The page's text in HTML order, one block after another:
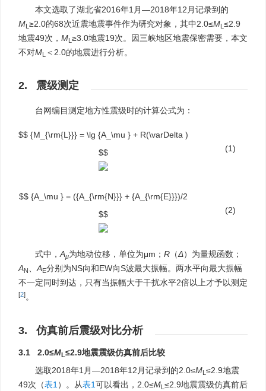
本文选取了湖北省2016年1月—2018年12月记录到的
ML ≥2.0的68次近震地震事件作为研究对象，其中2.0≤ML ≤2.9
地震49次， ML ≥3.0地震19次。因三峡地区地震保密需要，本文
不对ML ＜2.0的地震进行分析。
2. 震级测定
台网编目测定地方性震级时的计算公式为：
$$ {M_{\rm{L}}} = \lg {A_\mu } + R(\varDelta )
$$
(1)
$$ {A_\mu } = ({A_{\rm{N}}} + {A_{\rm{E}}})/2
$$
(2)
式中， Aμ为地动位移，单位为μm； R （Δ）为量规函数；
AN AE分别为NS向和EW向S波最大振幅。两水平向最大振幅
不一定同时到达，只有当振幅大于干扰水平2倍以上才予以测定
[2]。
3. 仿真前后震级对比分析
3.1 2.0≤ML≤2.9地震震级仿真前后比较
选取2018年1月—2018年12月记录到的2.0≤ML ≤2.9地震
49次（表1 ）。从表1可以看出，2.0≤ML ≤2.9地震震级仿真前后